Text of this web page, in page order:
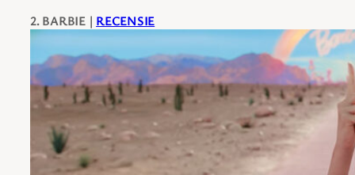
2. BARBIE | RECENSIE